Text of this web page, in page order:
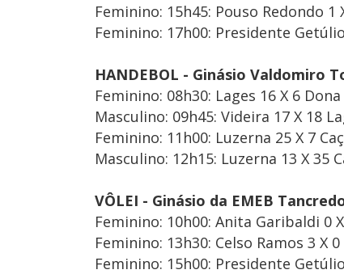
Feminino: 15h45: Pouso Redondo 1
Feminino: 17h00: Presidente
HANDEBOL - Ginásio Valdomiro
Feminino: 08h30: Lages 16 X 6
Masculino: 09h45: Videira 17 X 18
Feminino: 11h00: Luzerna 25 X 7
Masculino: 12h15: Luzerna 13 X 35
VÔLEI - Ginásio da EMEB
Feminino: 10h00: Anita Garibaldi 0
Feminino: 13h30: Celso Ramos 3 X
Feminino: 15h00: Presidente